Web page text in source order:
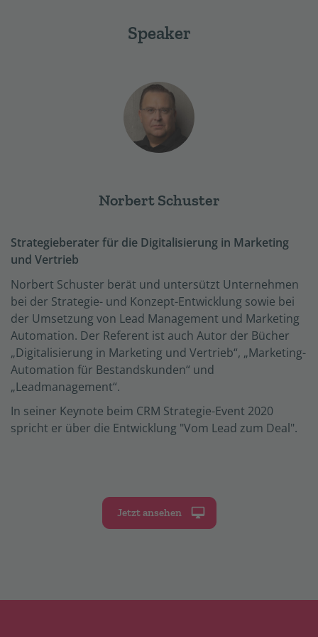
Speaker
Norbert Schuster
Strategieberater für die Digitalisierung in Marketing
und Vertrieb
Norbert Schuster berät und untersützt Unternehmen
bei der Strategie- und Konzept-Entwicklung sowie bei
der Umsetzung von Lead Management und Marketing
Automation. Der Referent ist auch Autor der Bücher
„Digitalisierung in Marketing und Vertrieb“, „Marketing-
Automation für Bestandskunden“ und
„Leadmanagement“.
In seiner Keynote beim CRM Strategie-Event 2020
spricht er über die Entwicklung "Vom Lead zum Deal".
Jetzt ansehen